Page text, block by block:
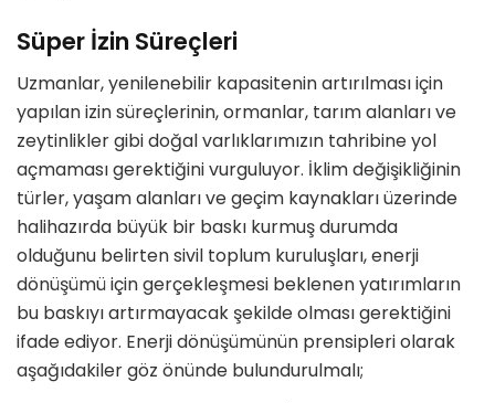
Süper İzin Süreçleri
Uzmanlar, yenilenebilir kapasitenin artırılması için
yapılan izin süreçlerinin, ormanlar, tarım alanları ve
zeytinlikler gibi doğal varlıklarımızın tahribine yol
açmaması gerektiğini vurguluyor. İklim değişikliğinin
türler, yaşam alanları ve geçim kaynakları üzerinde
halihazırda büyük bir baskı kurmuş durumda
olduğunu belirten sivil toplum kuruluşları, enerji
dönüşümü için gerçekleşmesi beklenen yatırımların
bu baskıyı artırmayacak şekilde olması gerektiğini
ifade ediyor. Enerji dönüşümünün prensipleri olarak
aşağıdakiler göz önünde bulundurulmalı;